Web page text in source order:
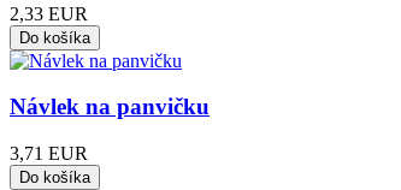
2,33 EUR
Návlek na panvičku
3,71 EUR